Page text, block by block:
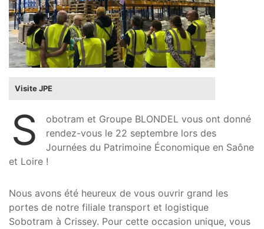
Visite JPE
S
obotram et Groupe BLONDEL vous ont donné
rendez-vous le 22 septembre lors des
Journées du Patrimoine Économique en Saône
et Loire !
Nous avons été heureux de vous ouvrir grand les
portes de notre filiale transport et logistique
Sobotram à Crissey. Pour cette occasion unique, vous